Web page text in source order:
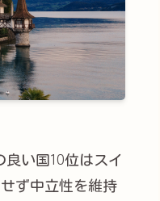
い国10位はスイ
ず中立性を維持